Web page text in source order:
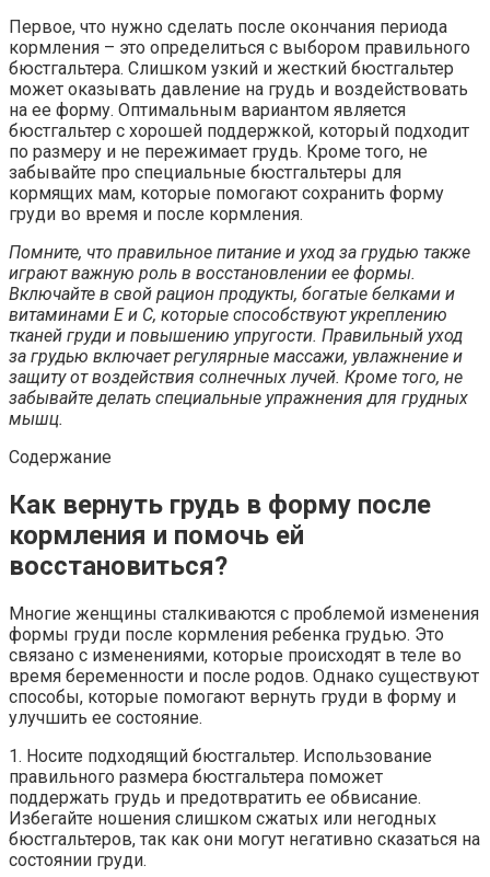
Первое, что нужно сделать после окончания периода
кормления – это определиться с выбором правильного
бюстгальтера. Слишком узкий и жесткий бюстгальтер
может оказывать давление на грудь и воздействовать
на ее форму. Оптимальным вариантом является
бюстгальтер с хорошей поддержкой, который подходит
по размеру и не пережимает грудь. Кроме того, не
забывайте про специальные бюстгальтеры для
кормящих мам, которые помогают сохранить форму
груди во время и после кормления.
Помните, что правильное питание и уход за грудью также
играют важную роль в восстановлении ее формы.
Включайте в свой рацион продукты, богатые белками и
витаминами Е и С, которые способствуют укреплению
тканей груди и повышению упругости. Правильный уход
за грудью включает регулярные массажи, увлажнение и
защиту от воздействия солнечных лучей. Кроме того, не
забывайте делать специальные упражнения для грудных
мышц.
Содержание
Как вернуть грудь в форму после
кормления и помочь ей
восстановиться?
Многие женщины сталкиваются с проблемой изменения
формы груди после кормления ребенка грудью. Это
связано с изменениями, которые происходят в теле во
время беременности и после родов. Однако существуют
способы, которые помогают вернуть груди в форму и
улучшить ее состояние.
1. Носите подходящий бюстгальтер. Использование
правильного размера бюстгальтера поможет
поддержать грудь и предотвратить ее обвисание.
Избегайте ношения слишком сжатых или негодных
бюстгальтеров, так как они могут негативно сказаться на
состоянии груди.